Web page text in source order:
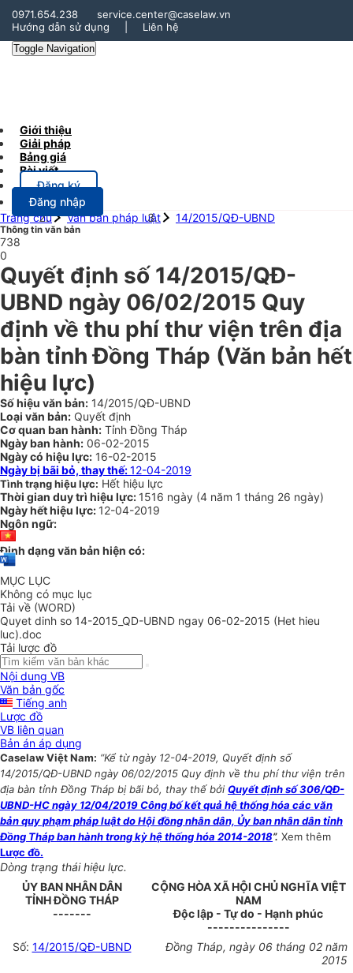
0971.654.238
service.center@caselaw.vn
Hướng dẫn sử dụng
Liên hệ
Toggle Navigation
Giới thiệu
Giải pháp
Bảng giá
Bài viết
Đăng ký
Đăng nhập
Trang chủ
Văn bản pháp luật 14/2015/QĐ-UBND
Thông tin văn bản
738
0
Quyết định số 14/2015/QĐ-
UBND ngày 06/02/2015 Quy
định về thu phí thư viện trên địa
bàn tỉnh Đồng Tháp (Văn bản hết
hiệu lực)
Số hiệu văn bản: 14/2015/QĐ-UBND
Loại văn bản: Quyết định
Cơ quan ban hành: Tỉnh Đồng Tháp
Ngày ban hành: 06-02-2015
Ngày có hiệu lực: 16-02-2015
Ngày bị bãi bỏ, thay thế:12-04-2019
Tình trạng hiệu lực: Hết hiệu lực
Thời gian duy trì hiệu lực: 1516 ngày (4 năm 1 tháng 26 ngày)
Ngày hết hiệu lực: 12-04-2019
Ngôn ngữ:
Định dạng văn bản hiện có:
MỤC LỤC
Không có mục lục
Tải về (WORD)
Quyet dinh so 14-2015_QD-UBND ngay 06-02-2015 (Het hieu
luc).doc
Tải lược đồ
Nội dung VB
Văn bản gốc
Tiếng anh
Lược đồ
VB liên quan
Bản án áp dụng
Caselaw Việt Nam: “Kể từ ngày 12-04-2019, Quyết định số
14/2015/QĐ-UBND ngày 06/02/2015 Quy định về thu phí thư viện trên
địa bàn tỉnh Đồng Tháp bị bãi bỏ, thay thế bởi Quyết định số 306/QĐ-
UBND-HC ngày 12/04/2019 Công bố kết quả hệ thống hóa các văn
bản quy phạm pháp luật do Hội đồng nhân dân, Ủy ban nhân dân tỉnh
Đồng Tháp ban hành trong kỳ hệ thống hóa 2014-2018”. Xem thêm
Lược đồ.
Dòng trạng thái hiệu lực.
ỦY BAN NHÂN DÂN
TỈNH ĐỒNG THÁP
-------
CỘNG HÒA XÃ HỘI CHỦ NGHĨA VIỆT
NAM
Độc lập - Tự do - Hạnh phúc
---------------
Số: 14/2015/QĐ-UBND
Đồng Tháp, ngày 06 tháng 02 năm
2015